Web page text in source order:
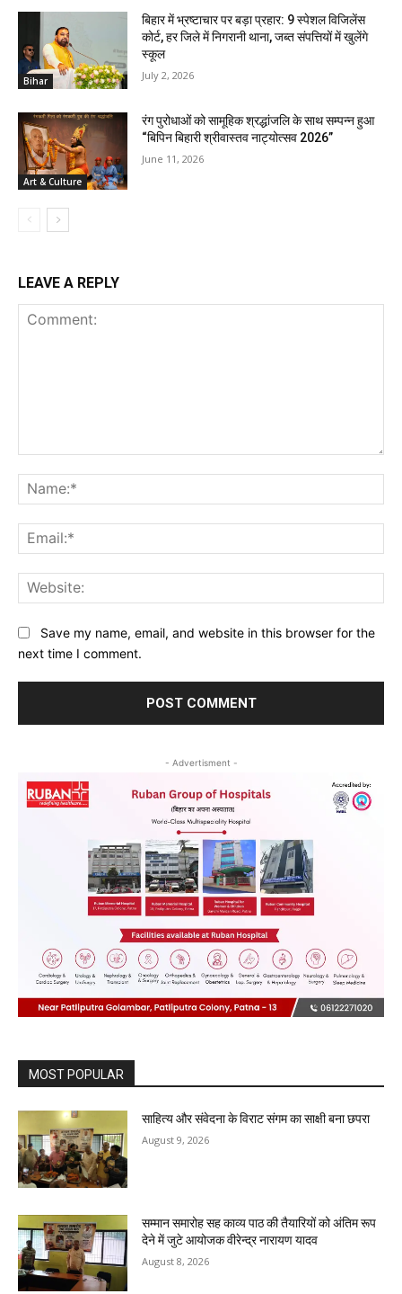
Bihar
बिहार में भ्रष्टाचार पर बड़ा प्रहार: 9 स्पेशल विजिलेंस
कोर्ट, हर जिले में निगरानी थाना, जब्त संपत्तियों में खुलेंगे
स्कूल
July 2, 2026
Art & Culture
रंग पुरोधाओं को सामूहिक श्रद्धांजलि के साथ सम्पन्न हुआ
“बिपिन बिहारी श्रीवास्तव नाट्योत्सव 2026”
June 11, 2026
LEAVE A REPLY
Save my name, email, and website in this browser for the
next time I comment.
- Advertisment -
MOST POPULAR
साहित्य और संवेदना के विराट संगम का साक्षी बना छपरा
August 9, 2026
सम्मान समारोह सह काव्य पाठ की तैयारियों को अंतिम रूप
देने में जुटे आयोजक वीरेन्द्र नारायण यादव
August 8, 2026